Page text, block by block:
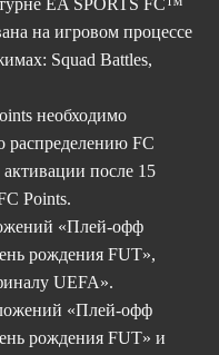
EA SPORTS FC™
на игровом процессе
Squad Battles,
необходимо
распределению FC
после 15
Points.
«Плей-офф
рождения FUT»,
UEFA».
«Плей-офф
рождения FUT» и